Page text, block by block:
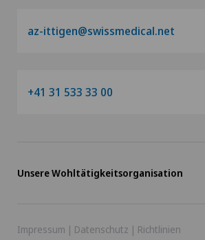
az-ittigen@swissmedical.net
+41 31 533 33 00
Unsere Wohltätigkeitsorganisation
Impressum | Datenschutz | Richtlinien